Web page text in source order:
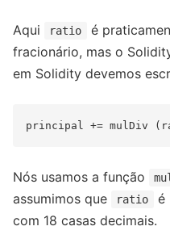
Aqui ratio
é
fracionário, mas o
em Solidity devemos
Nós usamos a função
assumimos que
ratio
é
com 18 casas decimais.